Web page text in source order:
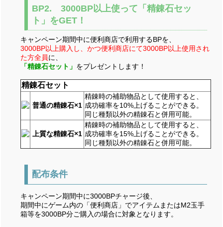
BP2. 3000BP以上使って「精錬石セッ
ト」をGET！
キャンペーン期間中に便利商店で利用するBPを、
3000BP以上購入し、かつ便利商店にて3000BP以上使用され
た方全員に、
「精錬石セット」 をプレゼントします！
精錬石セット
普通の精錬石×1
精錬時の補助物品として使用すると、
成功確率を10%上げることができる。
同じ種類以外の精錬石と併用可能。
上質な精錬石×1
精錬時の補助物品として使用すると、
成功確率を15%上げることができる。
同じ種類以外の精錬石と併用可能。
配布条件
キャンペーン期間中に3000BPチャージ後、
期間中にゲーム内の「便利商店」でアイテムまたはM2玉手
箱等を3000BP分ご購入の場合に対象となります。